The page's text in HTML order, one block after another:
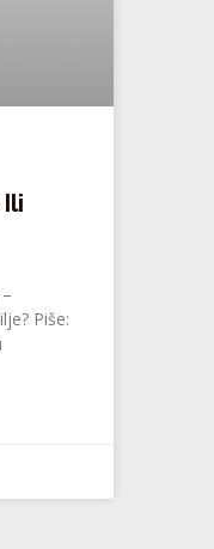
Piše: